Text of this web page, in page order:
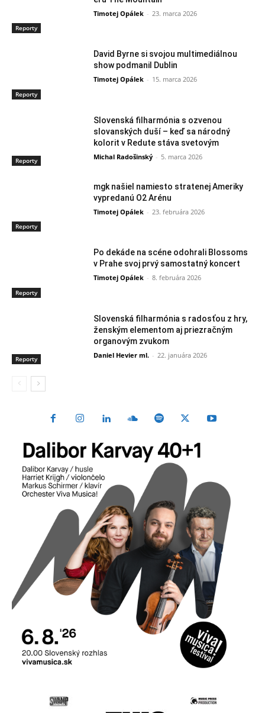
Reporty
Timotej Opálek - 23. marca 2026
Reporty
David Byrne si svojou multimediálnou
show podmanil Dublin
Timotej Opálek - 15. marca 2026
Reporty
Slovenská filharmónia s ozvenou
slovanských duší – keď sa národný
kolorit v Redute stáva svetovým
Michal Radošinský - 5. marca 2026
Reporty
mgk našiel namiesto stratenej Ameriky
vypredanú O2 Arénu
Timotej Opálek - 23. februára 2026
Reporty
Po dekáde na scéne odohrali Blossoms
v Prahe svoj prvý samostatný koncert
Timotej Opálek - 8. februára 2026
Reporty
Slovenská filharmónia s radosťou z hry,
ženským elementom aj priezračným
organovým zvukom
Daniel Hevier ml. - 22. januára 2026